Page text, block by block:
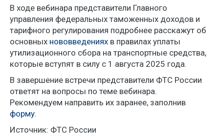
В ходе вебинара представители Главного
управления федеральных таможенных доходов и
тарифного регулирования подробнее расскажут об
основных нововведениях в правилах уплаты
утилизационного сбора на транспортные средства,
которые вступят в силу с 1 августа 2025 года.
В завершение встречи представители ФТС России
ответят на вопросы по теме вебинара.
Рекомендуем направить их заранее, заполнив
форму.
Источник: ФТС России